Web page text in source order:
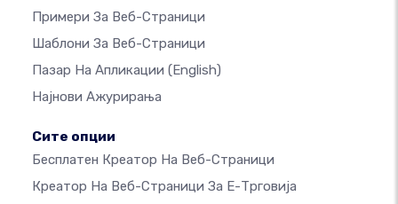
Примери За Веб-Страници
Шаблони За Веб-Страници
Пазар На Апликации (English)
Најнови Ажурирања
Сите опции
Бесплатен Креатор На Веб-Страници
Креатор На Веб-Страници За Е-Трговија